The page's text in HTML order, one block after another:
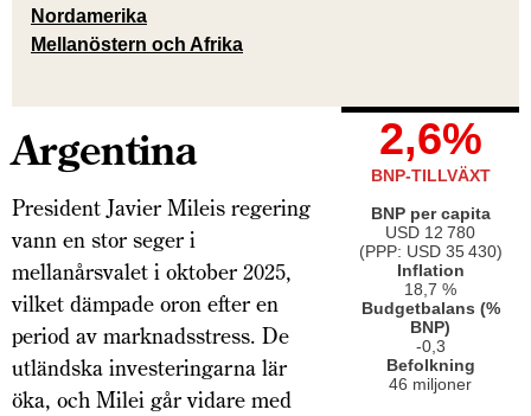
Nordamerika
Mellanöstern och Afrika
2,6%
BNP-TILLVÄXT
BNP per capita
USD 12 780
(PPP: USD 35 430)
Inflation
18,7 %
Budgetbalans (%
BNP)
-0,3
Befolkning
46 miljoner
Argentina
President Javier Mileis regering
vann en stor seger i
mellanårsvalet i oktober 2025,
vilket dämpade oron efter en
period av marknadsstress. De
utländska investeringarna lär
öka, och Milei går vidare med